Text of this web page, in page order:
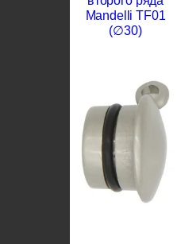
Mandelli TF01
(∅30)